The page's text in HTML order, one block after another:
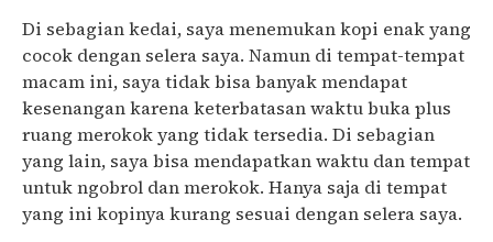
Di sebagian kedai, saya menemukan kopi enak yang
cocok dengan selera saya. Namun di tempat-tempat
macam ini, saya tidak bisa banyak mendapat
kesenangan karena keterbatasan waktu buka plus
ruang merokok yang tidak tersedia. Di sebagian
yang lain, saya bisa mendapatkan waktu dan tempat
untuk ngobrol dan merokok. Hanya saja di tempat
yang ini kopinya kurang sesuai dengan selera saya.